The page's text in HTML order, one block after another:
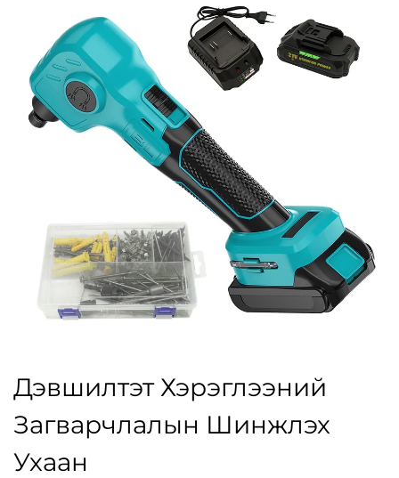
Дэвшилтэт Хэрэглээний
Загварчлалын Шинжлэх
Ухаан